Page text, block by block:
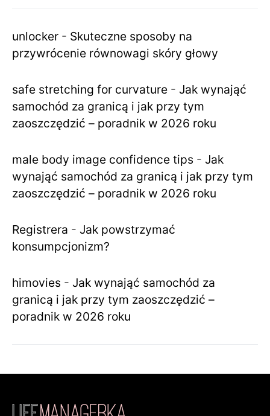
unlocker - Skuteczne sposoby na
przywrócenie równowagi skóry głowy
safe stretching for curvature - Jak wynająć
samochód za granicą i jak przy tym
zaoszczędzić – poradnik w 2026 roku
male body image confidence tips - Jak
wynająć samochód za granicą i jak przy tym
zaoszczędzić – poradnik w 2026 roku
Registrera - Jak powstrzymać
konsumpcjonizm?
himovies - Jak wynająć samochód za
granicą i jak przy tym zaoszczędzić –
poradnik w 2026 roku